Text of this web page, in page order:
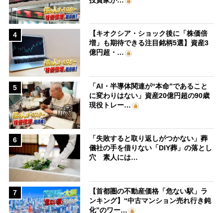
4
【キオクシア・ショック後に「株価倍
増」も期待できる注目銘柄5選】資産3
億円超・…
5
「AI・半導体関連が“本命”であること
に変わりはない」資産20億円超の90歳
現役トレー…
6
「失敗すると取り返しがつかない」葬
儀社の手を借りない「DIY葬」の落とし
穴 素人には…
7
【首都圏の不動産価格「危ない駅」ラ
ンキング】“中古マンション売れ行き鈍
化”のワー…